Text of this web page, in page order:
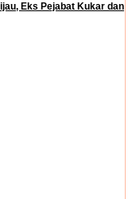
Eks Pejabat Kukar dan